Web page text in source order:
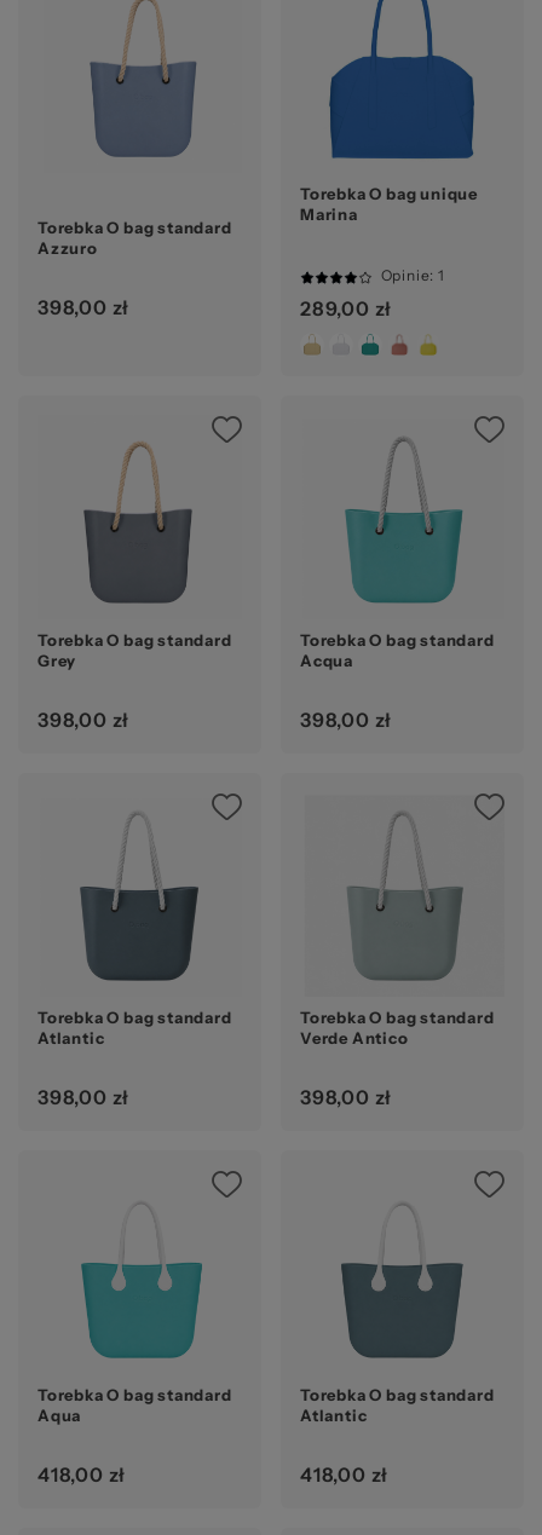
Torebka O bag standard
Azzuro
398,00 zł
Torebka O bag unique
Marina
80%
Opinie: 1
289,00 zł
Torebka O bag standard
Grey
398,00 zł
Torebka O bag standard
Acqua
398,00 zł
Torebka O bag standard
Atlantic
398,00 zł
Torebka O bag standard
Verde Antico
398,00 zł
Torebka O bag standard
Aqua
418,00 zł
Torebka O bag standard
Atlantic
418,00 zł